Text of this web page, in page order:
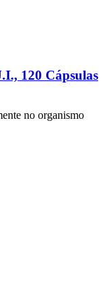
120 Cápsulas
no organismo